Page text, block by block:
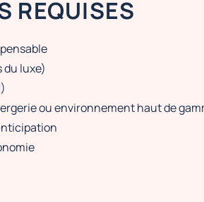
REQUISES
luxe)
ou environnement haut de